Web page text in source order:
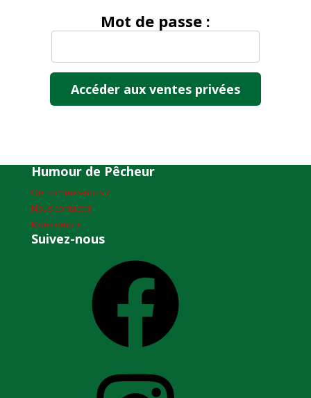
Mot de passe :
Humour de Pêcheur
Qui sommes-nous ?
Nous contacter
Mon compte
Suivez-nous